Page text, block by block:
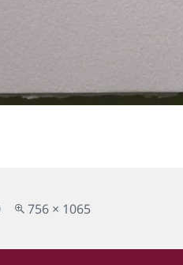
Taille
756 × 1065